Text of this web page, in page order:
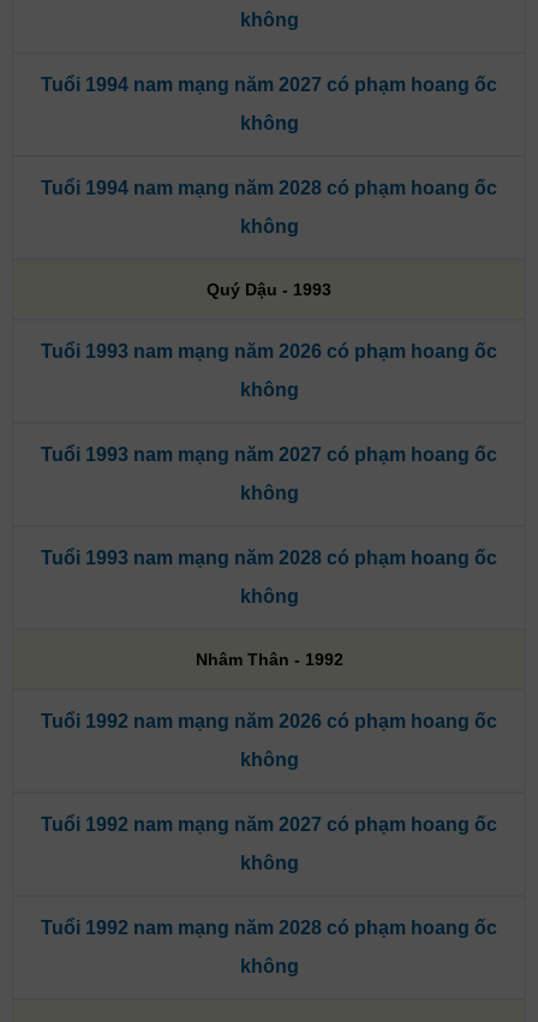
không
Tuổi 1994 nam mạng năm 2027 có phạm hoang ốc
không
Tuổi 1994 nam mạng năm 2028 có phạm hoang ốc
không
Quý Dậu - 1993
Tuổi 1993 nam mạng năm 2026 có phạm hoang ốc
không
Tuổi 1993 nam mạng năm 2027 có phạm hoang ốc
không
Tuổi 1993 nam mạng năm 2028 có phạm hoang ốc
không
Nhâm Thân - 1992
Tuổi 1992 nam mạng năm 2026 có phạm hoang ốc
không
Tuổi 1992 nam mạng năm 2027 có phạm hoang ốc
không
Tuổi 1992 nam mạng năm 2028 có phạm hoang ốc
không